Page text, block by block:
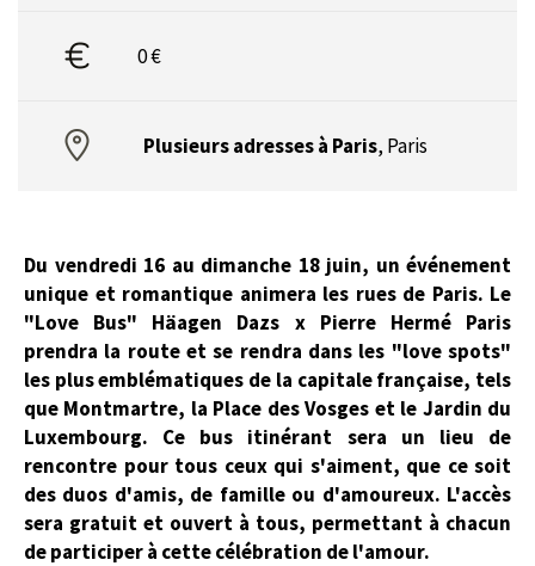
0 €
Plusieurs adresses à Paris, Paris
Du vendredi 16 au dimanche 18 juin, un événement
unique et romantique animera les rues de Paris. Le
"Love Bus" Häagen Dazs x Pierre Hermé Paris
prendra la route et se rendra dans les "love spots"
les plus emblématiques de la capitale française, tels
que Montmartre, la Place des Vosges et le Jardin du
Luxembourg. Ce bus itinérant sera un lieu de
rencontre pour tous ceux qui s'aiment, que ce soit
des duos d'amis, de famille ou d'amoureux. L'accès
sera gratuit et ouvert à tous, permettant à chacun
de participer à cette célébration de l'amour.